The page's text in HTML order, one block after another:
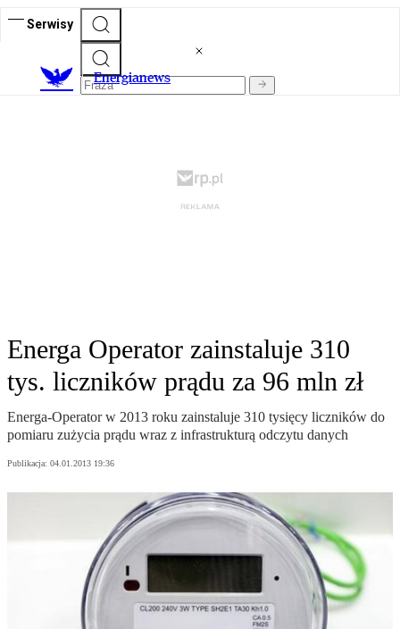
Serwisy
Energianews
Energa Operator zainstaluje 310
tys. liczników prądu za 96 mln zł
Energa-Operator w 2013 roku zainstaluje 310 tysięcy liczników do
pomiaru zużycia prądu wraz z infrastrukturą odczytu danych
Publikacja: 04.01.2013 19:36